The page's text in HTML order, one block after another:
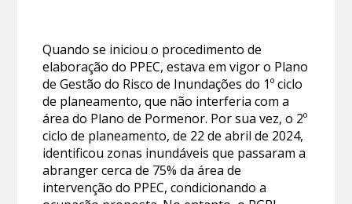
Quando se iniciou o procedimento de
elaboração do PPEC, estava em vigor o Plano
de Gestão do Risco de Inundações do 1º ciclo
de planeamento, que não interferia com a
área do Plano de Pormenor. Por sua vez, o 2º
ciclo de planeamento, de 22 de abril de 2024,
identificou zonas inundáveis que passaram a
abranger cerca de 75% da área de
intervenção do PPEC, condicionando a